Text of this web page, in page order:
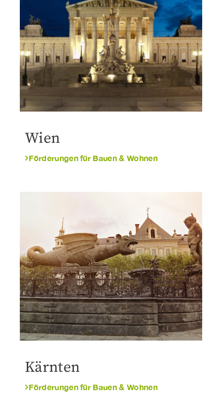
Wien
Förderungen für Bauen & Wohnen
Kärnten
Förderungen für Bauen & Wohnen